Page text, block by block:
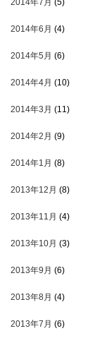
2014年7月 (5)
2014年6月 (4)
2014年5月 (6)
2014年4月 (10)
2014年3月 (11)
2014年2月 (9)
2014年1月 (8)
2013年12月 (8)
2013年11月 (4)
2013年10月 (3)
2013年9月 (6)
2013年8月 (4)
2013年7月 (6)